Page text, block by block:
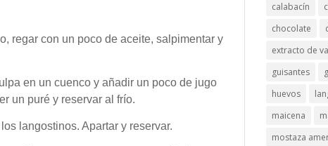
regar con un poco de aceite, salpimentar y
en un cuenco y añadir un poco de jugo
un puré y reservar al frío.
langostinos. Apartar y reservar.
calabacín
chocolate
extracto de
guisantes
huevos
maicena
mostaza